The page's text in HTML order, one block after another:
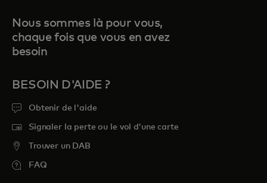
Nous sommes là pour vous,
chaque fois que vous en avez
besoin
BESOIN D'AIDE ?
Obtenir de l'aide
Signaler la perte ou le vol d’une carte
Trouver un DAB
FAQ